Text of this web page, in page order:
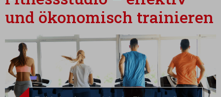
und ökonomisch trainieren